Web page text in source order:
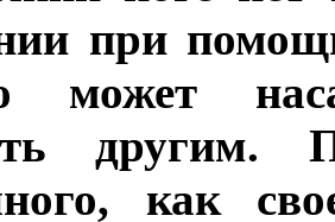
при
может
другим.
как